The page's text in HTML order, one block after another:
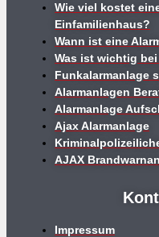
Wie viel kostet
Einfamilienhaus?
Wann ist eine
Was ist wichtig
Funkalarmanlage
Alarmanlagen
Alarmanlage
Ajax Alarmanlage
AJAX
Impressum